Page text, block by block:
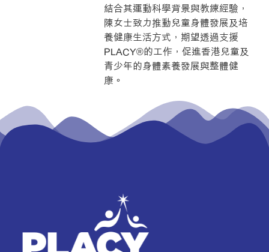
結合其運動科學背景與教練經驗，
陳女士致力推動兒童身體發展及培
養健康生活方式，期望透過支援
PLACY®的工作，促進香港兒童及
青少年的身體素養發展與整體健
康。